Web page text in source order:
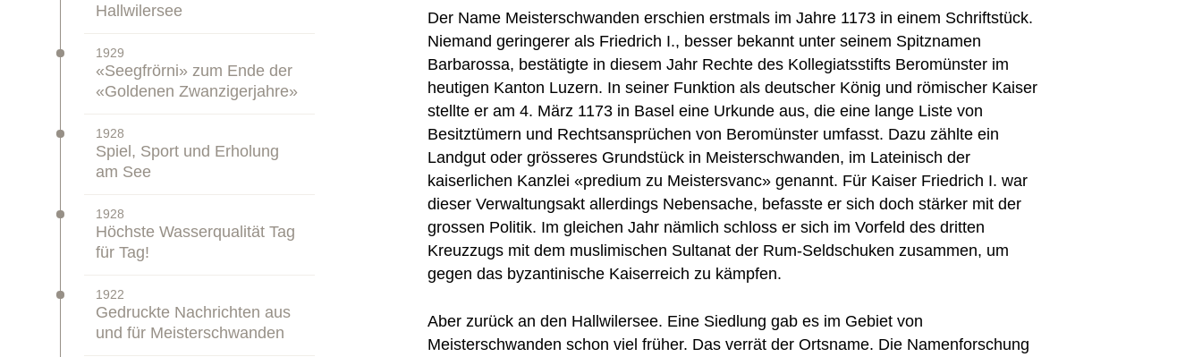
Hallwilersee
Zeitstrahl:
1929
–
«Seegfrörni» zum Ende der
«Goldenen Zwanzigerjahre»
Zeitstrahl:
1928
–
Spiel, Sport und Erholung
am See
Zeitstrahl:
1928
–
Höchste Wasserqualität Tag
für Tag!
Zeitstrahl:
1922
–
Gedruckte Nachrichten aus
und für Meisterschwanden
Der Name Meisterschwanden erschien erstmals im Jahre 1173 in einem Schriftstück.
Niemand geringerer als Friedrich I., besser bekannt unter seinem Spitznamen
Barbarossa, bestätigte in diesem Jahr Rechte des Kollegiatsstifts Beromünster im
heutigen Kanton Luzern. In seiner Funktion als deutscher König und römischer Kaiser
stellte er am 4. März 1173 in Basel eine Urkunde aus, die eine lange Liste von
Besitztümern und Rechtsansprüchen von Beromünster umfasst. Dazu zählte ein
Landgut oder grösseres Grundstück in Meisterschwanden, im Lateinisch der
kaiserlichen Kanzlei «predium zu Meistersvanc» genannt. Für Kaiser Friedrich I. war
dieser Verwaltungsakt allerdings Nebensache, befasste er sich doch stärker mit der
grossen Politik. Im gleichen Jahr nämlich schloss er sich im Vorfeld des dritten
Kreuzzugs mit dem muslimischen Sultanat der Rum-Seldschuken zusammen, um
gegen das byzantinische Kaiserreich zu kämpfen.
Aber zurück an den Hallwilersee. Eine Siedlung gab es im Gebiet von
Meisterschwanden schon viel früher. Das verrät der Ortsname. Die Namenforschung